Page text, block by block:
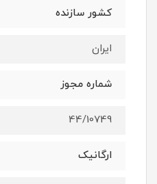
کشور سازنده
ایران
شماره مجوز
44/10749
ارگانیک